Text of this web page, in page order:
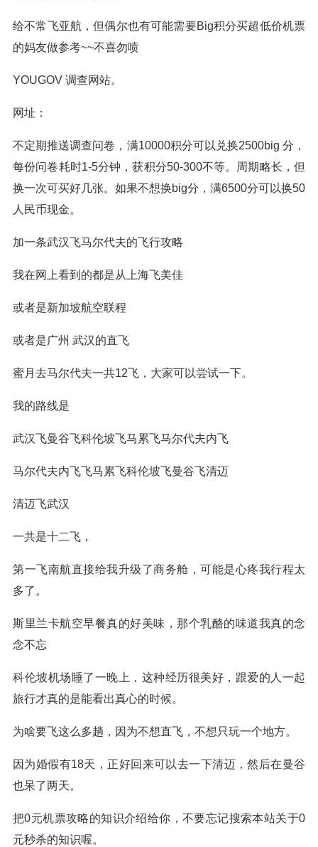
给不常飞亚航，但偶尔也有可能需要Big积分买超低价机票
的妈友做参考~~不喜勿喷
YOUGOV 调查网站。
网址：
不定期推送调查问卷，满10000积分可以兑换2500big 分，
每份问卷耗时1-5分钟，获积分50-300不等。周期略长，但
换一次可买好几张。如果不想换big分，满6500分可以换50
人民币现金。
加一条武汉飞马尔代夫的飞行攻略
我在网上看到的都是从上海飞美佳
或者是新加坡航空联程
或者是广州 武汉的直飞
蜜月去马尔代夫一共12飞，大家可以尝试一下。
我的路线是
武汉飞曼谷飞科伦坡飞马累飞马尔代夫内飞
马尔代夫内飞飞马累飞科伦坡飞曼谷飞清迈
清迈飞武汉
一共是十二飞，
第一飞南航直接给我升级了商务舱，可能是心疼我行程太
多了。
斯里兰卡航空早餐真的好美味，那个乳酪的味道我真的念
念不忘
科伦坡机场睡了一晚上，这种经历很美好，跟爱的人一起
旅行才真的是能看出真心的时候。
为啥要飞这么多趟，因为不想直飞，不想只玩一个地方。
因为婚假有18天，正好回来可以去一下清迈，然后在曼谷
也呆了两天。
把0元机票攻略的知识介绍给你，不要忘记搜索本站关于0
元秒杀的知识喔。